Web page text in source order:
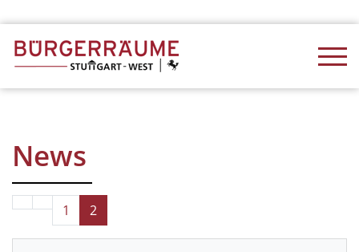
News
1 2